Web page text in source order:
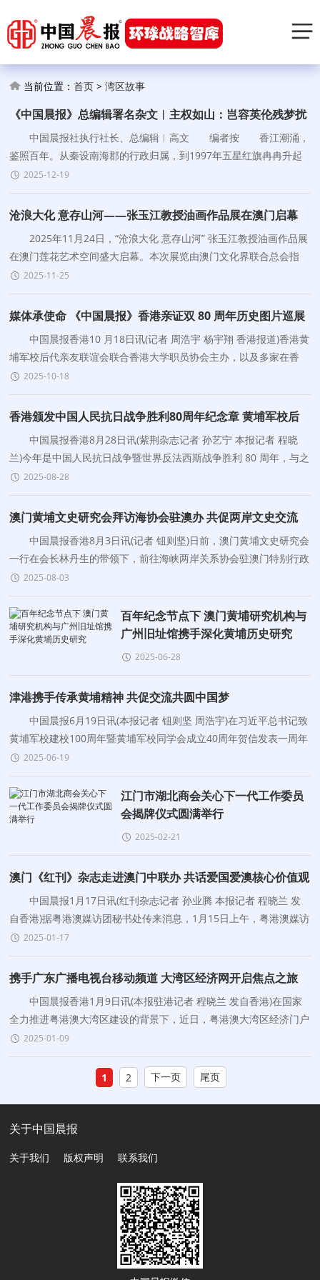
当前位置：首页 >湾区故事
《中国晨报》总编辑署名杂文︱主权如山：岂容英伦残梦扰
香江
中国晨报社执行社长、总编辑︱高文 编者按 香江潮涌，
鉴照百年。从秦设南海郡的行政归属，到1997年五星红旗冉冉升起
的主权回归，香港作为中国领土不可分割的一部分，法理昭
2025-12-19
沧浪大化 意存山河——张玉江教授油画作品展在澳门启幕
2025年11月24日，“沧浪大化 意存山河” 张玉江教授油画作品展
在澳门莲花艺术空间盛大启幕。本次展览由澳门文化界联合总会指
导，莲花国际艺术交流协会主办，澳门莲
2025-11-25
媒体承使命 《中国晨报》香港亲证双 80 周年历史图片巡展
开幕
中国晨报香港10 月18日讯(记者 周浩宇 杨宇翔 香港报道)香港黄
埔军校后代亲友联谊会联合香港大学职员协会主办，以及多家在香
港、澳门的学校机构、社会团体和内地黄埔同学
2025-10-18
香港颁发中国人民抗日战争胜利80周年纪念章 黄埔军校后
代亲友联谊会24人获誉
中国晨报香港8月28日讯(紫荆杂志记者 孙艺宁 本报记者 程晓
兰)今年是中国人民抗日战争暨世界反法西斯战争胜利 80 周年，与之
一同迎来八十载风雨历程的《中国晨报》，始终铭
2025-08-28
澳门黄埔文史研究会拜访海协会驻澳办 共促两岸文史交流
中国晨报香港8月3日讯(记者 钮则坚)日前，澳门黄埔文史研究会
一行在会长林丹生的带领下，前往海峡两岸关系协会驻澳门特别行政
区办事处进行拜访。海协会驻澳办处长张红军热
2025-08-03
百年纪念节点下 澳门黄埔研究机构与
广州旧址馆携手深化黄埔历史研究
2025-06-28
津港携手传承黄埔精神 共促交流共圆中国梦
中国晨报6月19日讯(本报记者 钮则坚 周浩宇)在习近平总书记致
黄埔军校建校100周年暨黄埔军校同学会成立40周年贺信发表一周年
之际，为深入贯彻总书记重要贺信精神以及视察
2025-06-19
江门市湖北商会关心下一代工作委员
会揭牌仪式圆满举行
2025-02-21
澳门《红刊》杂志走进澳门中联办 共话爱国爱澳核心价值观
中国晨报1月17日讯(红刊杂志记者 孙业腾 本报记者 程晓兰 发
自香港)据粤港澳媒访团秘书处传来消息，1月15日上午，粤港澳媒访
团成员单位《红刊》创办人黄光宇率领一行人拜访
2025-01-17
携手广东广播电视台移动频道 大湾区经济网开启焦点之旅
中国晨报香港1月9日讯(本报驻港记者 程晓兰 发自香港)在国家
全力推进粤港澳大湾区建设的背景下，近日，粤港澳大湾区经济门户
网(下称“大湾区经济网”)与广东广播
2025-01-09
1 2 下一页 尾页
关于中国晨报
关于我们 版权声明 联系我们